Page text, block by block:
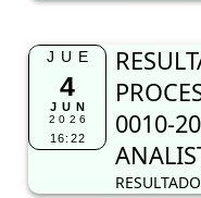
JUE
4
JUN
2026
16:22
0010-